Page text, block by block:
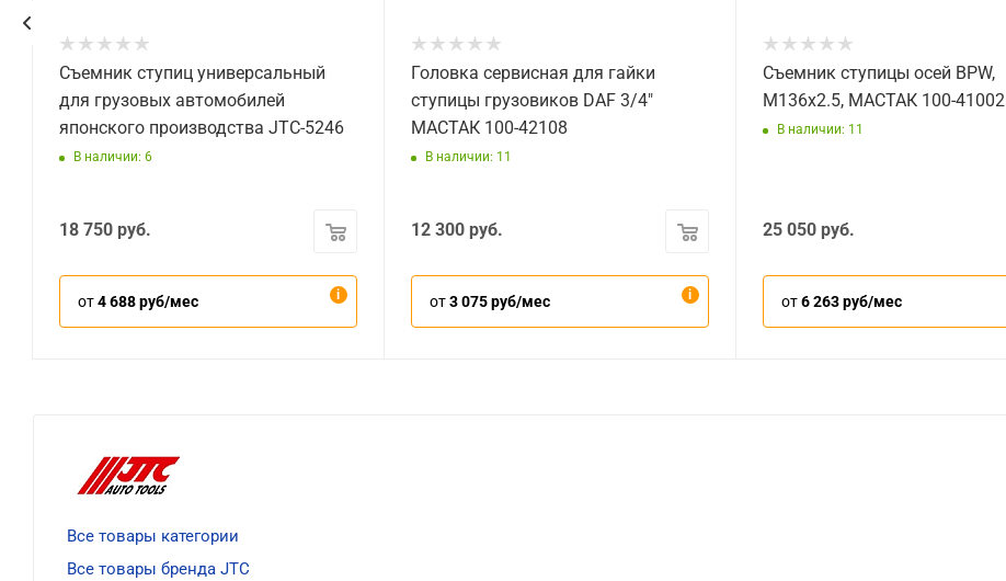
Съемник ступиц универсальный
для грузовых автомобилей
японского производства JTC-5246
В наличии: 6
18 750 руб.
от4 688 руб/мес
Головка сервисная для гайки
ступицы грузовиков DAF 3/4"
МАСТАК 100-42108
В наличии: 11
12 300 руб.
от3 075 руб/мес
Съемник ступицы осей BPW,
М136х2.5, МАСТАК 100-41002
В наличии: 11
25 050 руб.
от6 263 руб/мес
Все товары категории
Все товары бренда JTC